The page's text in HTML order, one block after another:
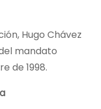
Hugo Chávez
mandato
de 1998.